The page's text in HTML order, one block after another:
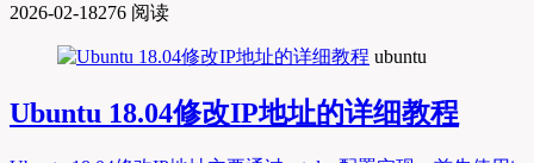
2026-02-18276 阅读
ubuntu
Ubuntu 18.04修改IP地址的详细教程